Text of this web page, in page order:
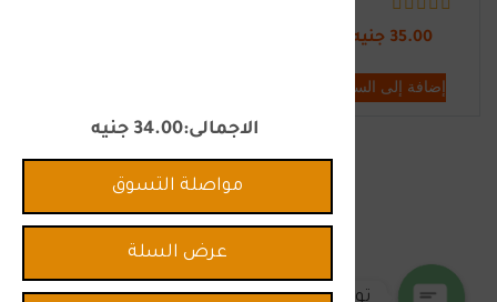
35.00 جنيه
إضافة إلى السلة
الاجمالى 34.00 جنيه
مواصلة التسوق
عرض السلة
تواصل معنا